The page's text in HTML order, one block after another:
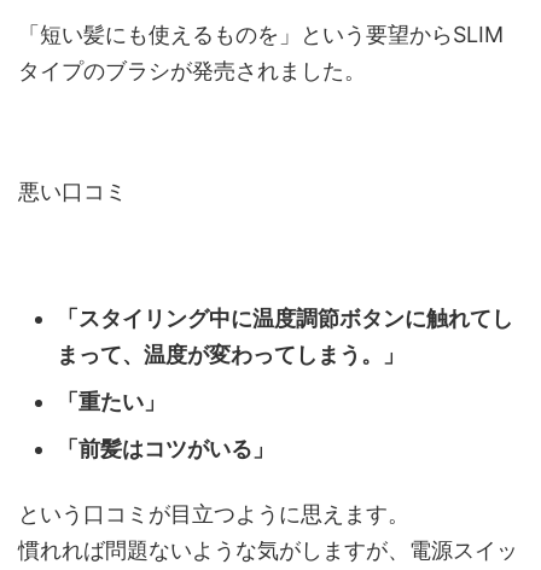
「短い髪にも使えるものを」という要望からSLIM
タイプのブラシが発売されました。
悪い口コミ
「スタイリング中に温度調節ボタンに触れてし
まって、温度が変わってしまう。」
「重たい」
「前髪はコツがいる」
という口コミが目立つように思えます。
慣れれば問題ないような気がしますが、電源スイッ